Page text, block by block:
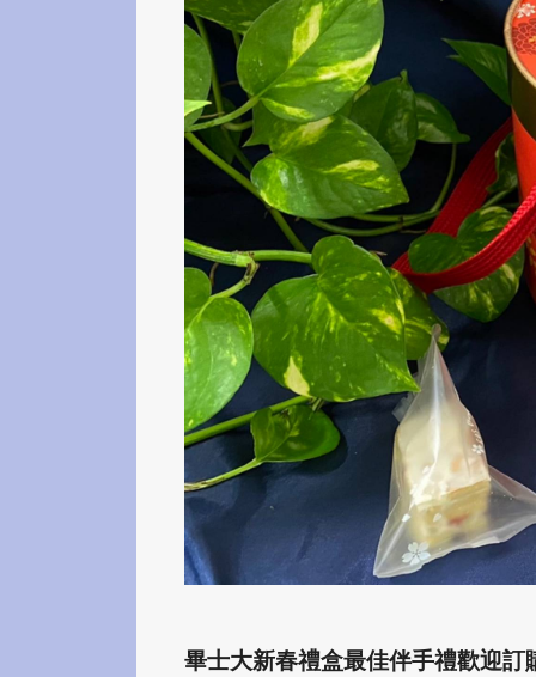
畢士大新春禮盒最佳伴手禮歡迎訂